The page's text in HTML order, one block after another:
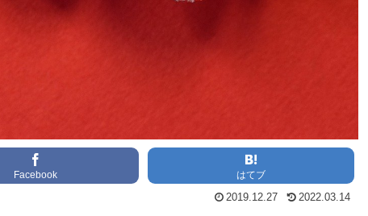
Facebook はてブ
2019.12.27 2022.03.14